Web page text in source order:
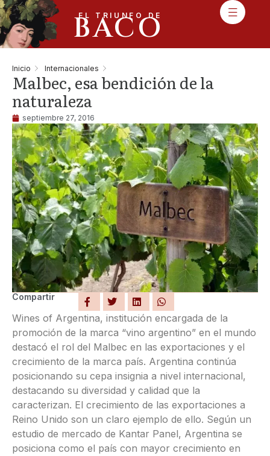
EL TRIUNFO DE
BACO
Inicio Internacionales
Malbec, esa bendición de la
naturaleza
septiembre 27, 2016
Compartir
Wines of Argentina, institución encargada de la
promoción de la marca “vino argentino” en el mundo
destacó el rol del Malbec en las exportaciones y el
crecimiento de la marca país. Argentina continúa
posicionando su cepa insignia a nivel internacional,
destacando su diversidad y calidad que la
caracterizan. El crecimiento de las exportaciones a
Reino Unido son un claro ejemplo de ello. Según un
estudio de mercado de Kantar Panel, Argentina se
posiciona como el país con mayor crecimiento en